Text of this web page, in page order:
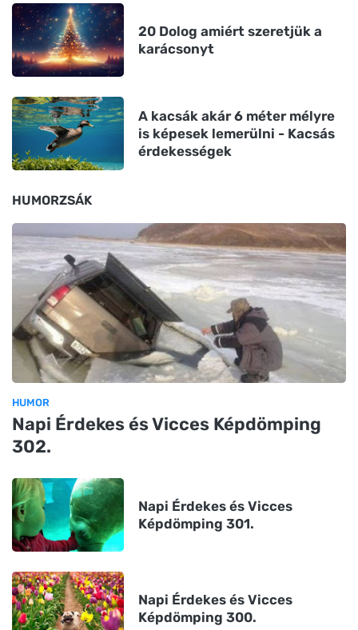
20 Dolog amiért szeretjük a
karácsonyt
A kacsák akár 6 méter mélyre
is képesek lemerülni - Kacsás
érdekességek
HUMORZSÁK
HUMOR
Napi Érdekes és Vicces Képdömping
302.
Napi Érdekes és Vicces
Képdömping 301.
Napi Érdekes és Vicces
Képdömping 300.